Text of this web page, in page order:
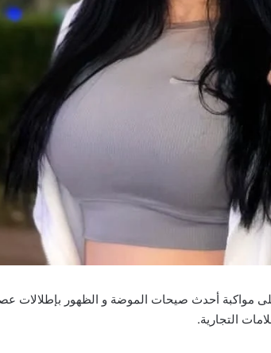
مواكبة أحدث صيحات الموضة و الظهور بإطلالات
التجارية.